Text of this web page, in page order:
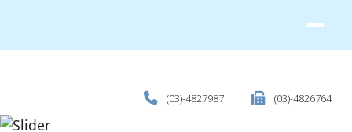
(03)-4827987 (03)-4826764